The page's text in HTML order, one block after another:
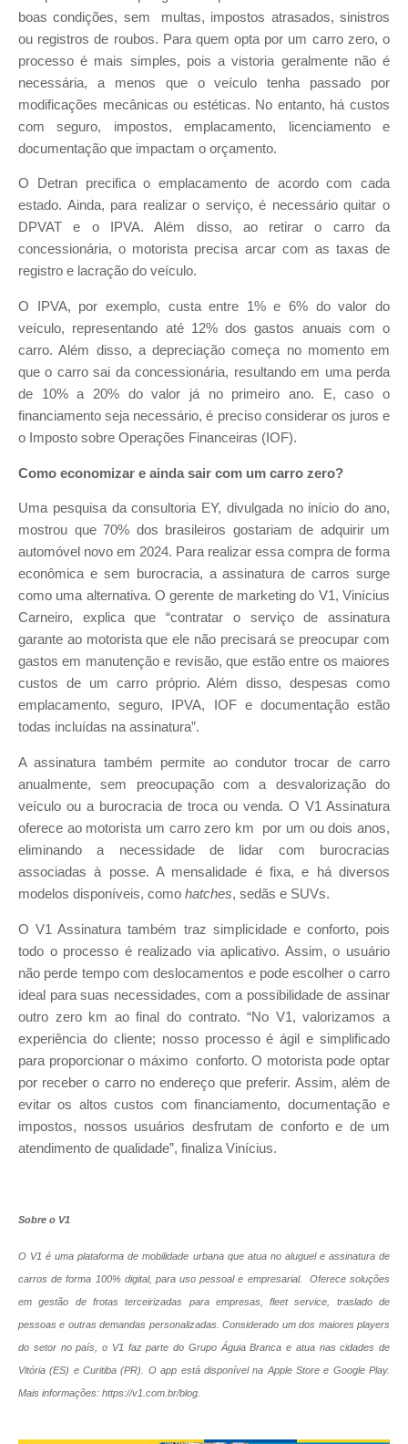
boas condições, sem multas, impostos atrasados, sinistros
ou registros de roubos. Para quem opta por um carro zero, o
processo é mais simples, pois a vistoria geralmente não é
necessária, a menos que o veículo tenha passado por
modificações mecânicas ou estéticas. No entanto, há custos
com seguro, impostos, emplacamento, licenciamento e
documentação que impactam o orçamento.
O Detran precifica o emplacamento de acordo com cada
estado. Ainda, para realizar o serviço, é necessário quitar o
DPVAT e o IPVA. Além disso, ao retirar o carro da
concessionária, o motorista precisa arcar com as taxas de
registro e lacração do veículo.
O IPVA, por exemplo, custa entre 1% e 6% do valor do
veículo, representando até 12% dos gastos anuais com o
carro. Além disso, a depreciação começa no momento em
que o carro sai da concessionária, resultando em uma perda
de 10% a 20% do valor já no primeiro ano. E, caso o
financiamento seja necessário, é preciso considerar os juros e
o Imposto sobre Operações Financeiras (IOF).
Como economizar e ainda sair com um carro zero?
Uma pesquisa da consultoria EY, divulgada no início do ano,
mostrou que 70% dos brasileiros gostariam de adquirir um
automóvel novo em 2024. Para realizar essa compra de forma
econômica e sem burocracia, a assinatura de carros surge
como uma alternativa. O gerente de marketing do V1, Vinícius
Carneiro, explica que “contratar o serviço de assinatura
garante ao motorista que ele não precisará se preocupar com
gastos em manutenção e revisão, que estão entre os maiores
custos de um carro próprio. Além disso, despesas como
emplacamento, seguro, IPVA, IOF e documentação estão
todas incluídas na assinatura”.
A assinatura também permite ao condutor trocar de carro
anualmente, sem preocupação com a desvalorização do
veículo ou a burocracia de troca ou venda. O V1 Assinatura
oferece ao motorista um carro zero km por um ou dois anos,
eliminando a necessidade de lidar com burocracias
associadas à posse. A mensalidade é fixa, e há diversos
modelos disponíveis, como hatches, sedãs e SUVs.
O V1 Assinatura também traz simplicidade e conforto, pois
todo o processo é realizado via aplicativo. Assim, o usuário
não perde tempo com deslocamentos e pode escolher o carro
ideal para suas necessidades, com a possibilidade de assinar
outro zero km ao final do contrato. “No V1, valorizamos a
experiência do cliente; nosso processo é ágil e simplificado
para proporcionar o máximo conforto. O motorista pode optar
por receber o carro no endereço que preferir. Assim, além de
evitar os altos custos com financiamento, documentação e
impostos, nossos usuários desfrutam de conforto e de um
atendimento de qualidade”, finaliza Vinícius.
Sobre o V1
O V1 é uma plataforma de mobilidade urbana que atua no aluguel e assinatura de
carros de forma 100% digital, para uso pessoal e empresarial. Oferece soluções
em gestão de frotas terceirizadas para empresas, fleet service, traslado de
pessoas e outras demandas personalizadas. Considerado um dos maiores players
do setor no país, o V1 faz parte do Grupo Águia Branca e atua nas cidades de
Vitória (ES) e Curitiba (PR). O app está disponível na Apple Store e Google Play.
Mais informações: https://v1.com.br/blog.